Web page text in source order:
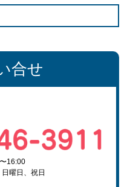
合せ
16:00
曜日、祝日